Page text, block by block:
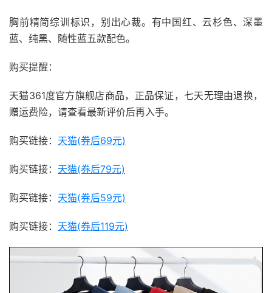
胸前精简综训标识，别出心裁。有中国红、云杉色、深墨
蓝、纯黑、随性蓝五款配色。
购买提醒：
天猫361度官方旗舰店商品，正品保证，七天无理由退换，
赠运费险，请查看最新评价后再入手。
购买链接： 天猫(券后69元)
购买链接： 天猫(券后79元)
购买链接： 天猫(券后59元)
购买链接： 天猫(券后119元)